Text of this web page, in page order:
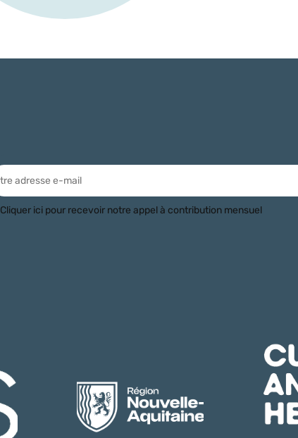
Cliquer ici pour recevoir notre appel à contribution mensuel